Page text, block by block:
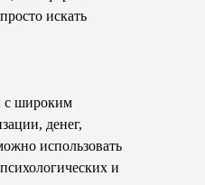
искать
с широким
денег,
использовать
и